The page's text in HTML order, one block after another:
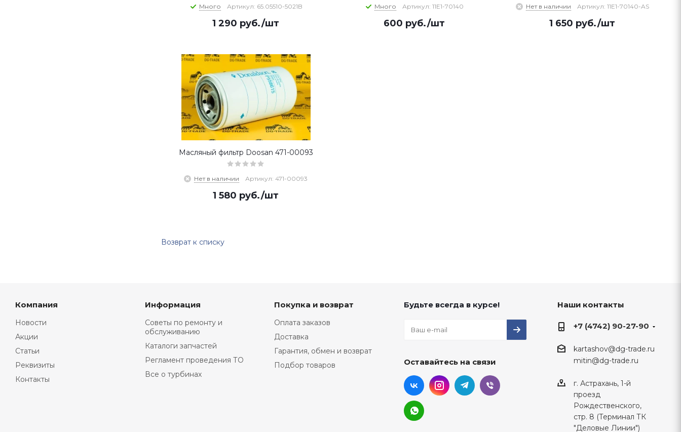
Много Артикул: 65.05510-5021B
1 290 руб./шт
Много Артикул: 11E1-70140
600 руб./шт
Нет в наличии Артикул: 11E1-70140-AS
1 650 руб./шт
Масляный фильтр Doosan 471-00093
Нет в наличии Артикул: 471-00093
1 580 руб./шт
Возврат к списку
Компания
Новости
Акции
Статьи
Реквизиты
Контакты
Информация
Советы по ремонту и
обслуживанию
Каталоги запчастей
Регламент проведения ТО
Все о турбинах
Покупка и возврат
Оплата заказов
Доставка
Гарантия, обмен и возврат
Подбор товаров
Будьте всегда в курсе!
Оставайтесь на связи
Наши контакты
+7 (4742) 90-27-90
kartashov@dg-trade.ru
mitin@dg-trade.ru
г. Астрахань, 1-й
проезд
Рождественского,
стр. 8 (Терминал ТК
"Деловые Линии")